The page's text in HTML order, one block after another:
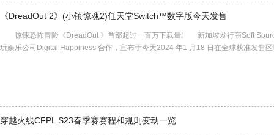
《DreadOut 2》(小镇惊魂2)任天堂Switch™数字版今天发售
惊悚恐怖冒险《DreadOut 》首部超过一百万下载量! 新加坡发行商Soft
玩娱乐公司Digital Happiness 合作，宣布于今天2024 年1 月18 日在全球获准发售
穿越火线CFPL S23春季赛赛程和规则变动一览